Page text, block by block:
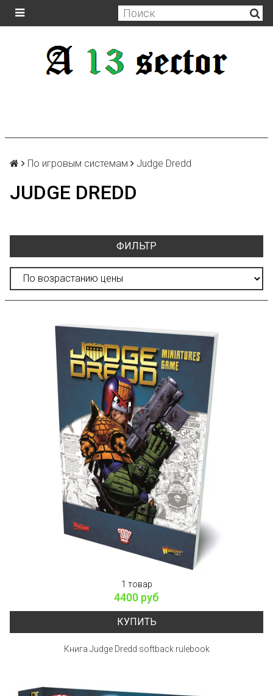
По игровым системам Judge Dredd
JUDGE DREDD
ФИЛЬТР
1 товар
4400 руб
КУПИТЬ
Книга Judge Dredd softback rulebook